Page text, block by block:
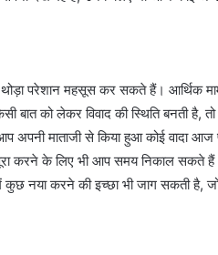
परेशान महसूस कर सकते हैं। आर्थिक
बात को लेकर विवाद की स्थिति बनती है,
माताजी से किया हुआ कोई वादा आज
करने के लिए भी आप समय निकाल सकते
नया करने की इच्छा भी जाग सकती है,